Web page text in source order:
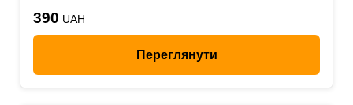
390 UAH
Переглянути